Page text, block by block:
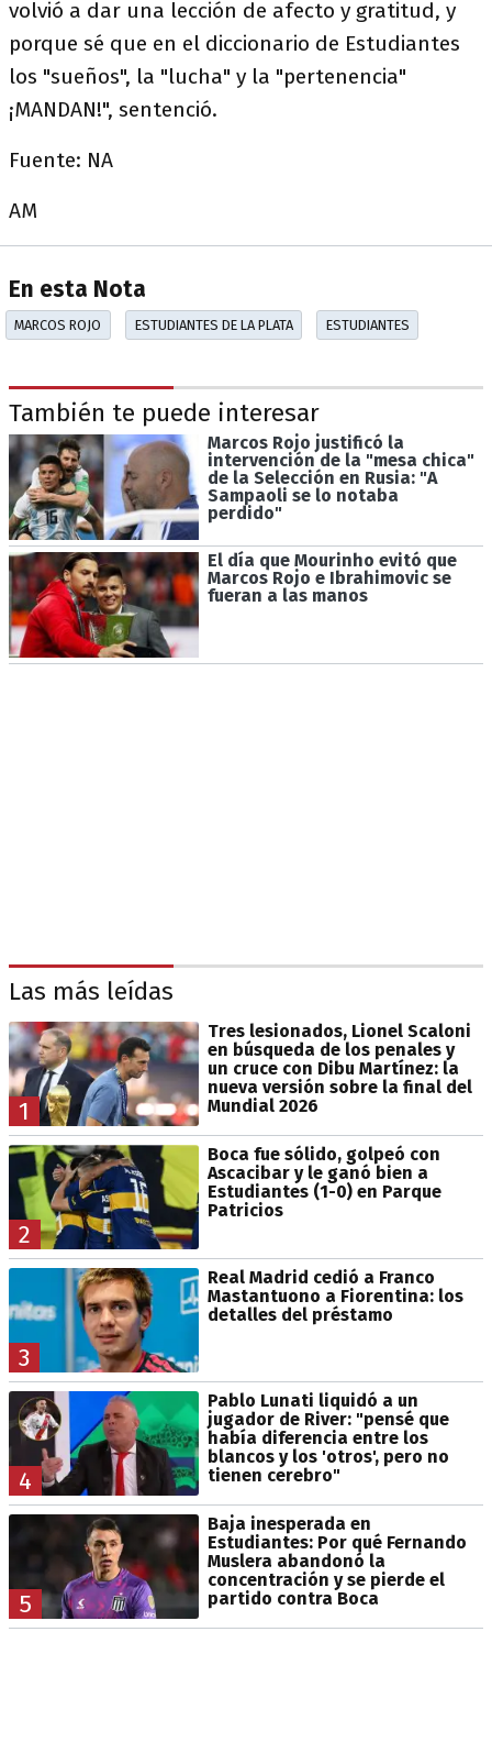
volvió a dar una lección de afecto y gratitud, y
porque sé que en el diccionario de Estudiantes
los "sueños", la "lucha" y la "pertenencia"
¡MANDAN!", sentenció.
Fuente: NA
AM
En esta Nota
MARCOS ROJO ESTUDIANTES DE LA PLATA ESTUDIANTES
También te puede interesar
Marcos Rojo justificó la
intervención de la "mesa chica"
de la Selección en Rusia: "A
Sampaoli se lo notaba
perdido"
El día que Mourinho evitó que
Marcos Rojo e Ibrahimovic se
fueran a las manos
Las más leídas
1
Tres lesionados, Lionel Scaloni
en búsqueda de los penales y
un cruce con Dibu Martínez: la
nueva versión sobre la final del
Mundial 2026
2
Boca fue sólido, golpeó con
Ascacibar y le ganó bien a
Estudiantes (1-0) en Parque
Patricios
3
Real Madrid cedió a Franco
Mastantuono a Fiorentina: los
detalles del préstamo
4
Pablo Lunati liquidó a un
jugador de River: "pensé que
había diferencia entre los
blancos y los 'otros', pero no
tienen cerebro"
5
Baja inesperada en
Estudiantes: Por qué Fernando
Muslera abandonó la
concentración y se pierde el
partido contra Boca